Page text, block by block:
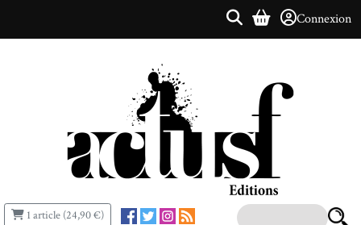
Connexion
1 article (24,90 €)